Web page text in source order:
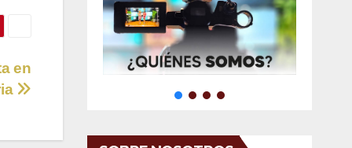
en